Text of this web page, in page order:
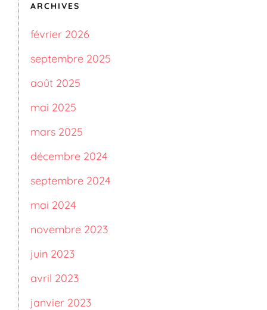
ARCHIVES
février 2026
septembre 2025
août 2025
mai 2025
mars 2025
décembre 2024
septembre 2024
mai 2024
novembre 2023
juin 2023
avril 2023
janvier 2023